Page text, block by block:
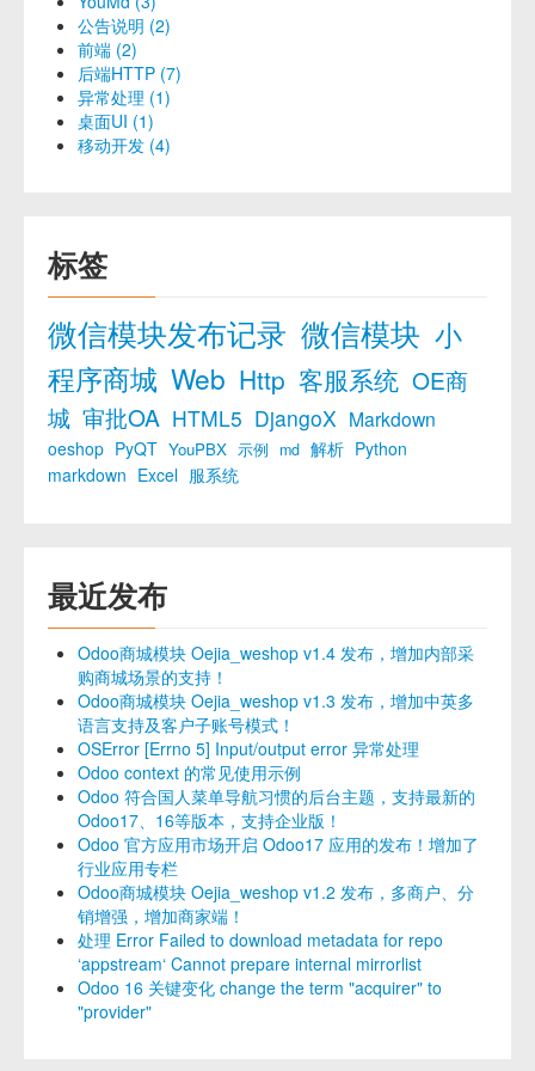
公告说明 (2)
前端 (2)
后端HTTP (7)
异常处理 (1)
桌面UI (1)
移动开发 (4)
标签
微信模块发布记录 微信模块 小
程序商城 Web Http 客服系统 OE商
城 审批OA HTML5 DjangoX Markdown
oeshop PyQT YouPBX 示例 md 解析 Python
markdown Excel 服系统
最近发布
Odoo商城模块 Oejia_weshop v1.4 发布，增加内部采
购商城场景的支持！
Odoo商城模块 Oejia_weshop v1.3 发布，增加中英多
语言支持及客户子账号模式！
OSError [Errno 5] Input/output error 异常处理
Odoo context 的常见使用示例
Odoo 符合国人菜单导航习惯的后台主题，支持最新的
Odoo17、16等版本，支持企业版！
Odoo 官方应用市场开启 Odoo17 应用的发布！增加了
行业应用专栏
Odoo商城模块 Oejia_weshop v1.2 发布，多商户、分
销增强，增加商家端！
处理 Error Failed to download metadata for repo
‘appstream‘ Cannot prepare internal mirrorlist
Odoo 16 关键变化 change the term "acquirer" to
"provider"